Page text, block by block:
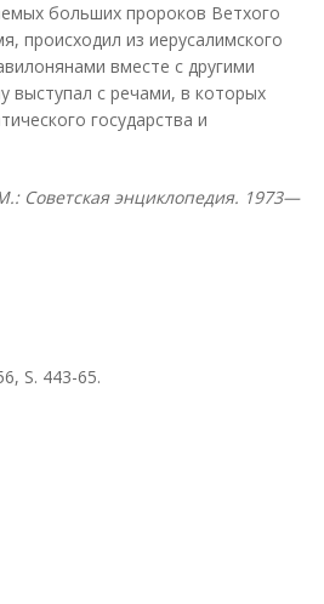
больших пророков Ветхого
происходил из иерусалимского
вместе с другими
выступал с речами, в которых
государства и
Советская энциклопедия. 1973—
S. 443-65.